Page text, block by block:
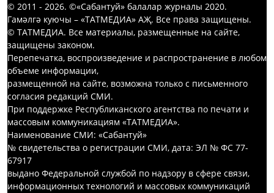
© 2011 - 2026. ©«Сабантуй» балалар журналы 2020.
Гамәлгә куючы – «ТАТМЕДИА» АҖ. Все права защищены.
© ТАТМЕДИА. Все материалы, размещенные на сайте,
защищены законом.
Перепечатка, воспроизведение и распространение в любом
объеме информации,
размещенной на сайте, возможна только с письменного
согласия редакций СМИ.
При поддержке Республиканского агентства по печати и
массовым коммуникациям «ТАТМЕДИА».
Наименование СМИ: «Сабантуй»
№ свидетельства о регистрации СМИ, дата: ЭЛ № ФС 77-
67917
выдано Федеральной службой по надзору в сфере связи,
информационных технологий и массовых коммуникаций